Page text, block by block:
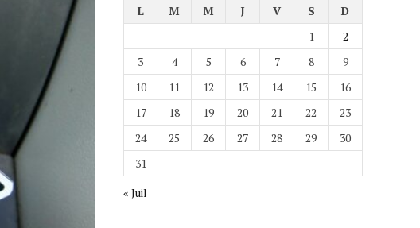
L
M M J V S
D
1
2
3
4 5 6 7 8
9
10
11 12 13 14 15
16
17
18 19 20 21 22
23
24
25 26 27 28 29
30
31
« Juil